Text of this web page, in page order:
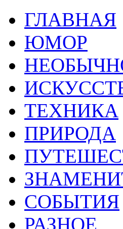
ГЛАВНАЯ
ЮМОР
ТЕХНИКА
ПРИРОДА
СОБЫТИЯ
РАЗНОЕ